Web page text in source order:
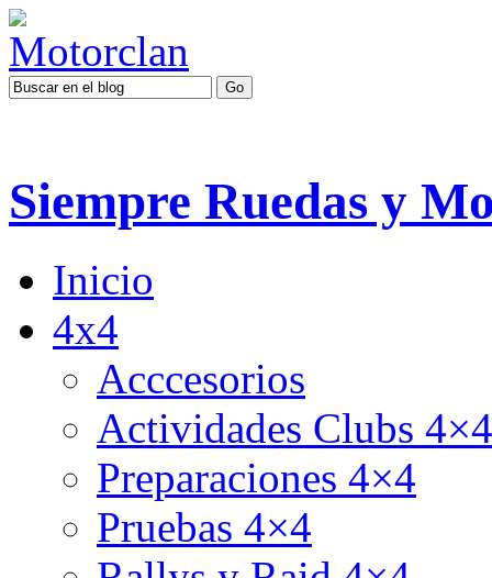
Siempre Ruedas y
Inicio
4x4
Acccesorios
Actividades Clubs 4×4
Preparaciones 4×4
Pruebas 4×4